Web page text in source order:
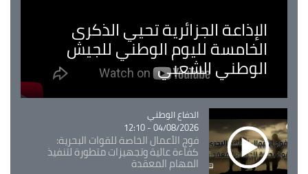
الإذاعة الجزائرية تحيي الذكرى
الخامسة لليوم الوطني للجيش
الوطني الشعبي
Catégorie
الدفاع الوطني
04/08/2026 - 12:10
فوج الأعمال الخاصة للقوات البحرية:
كفاءة عالية وتجهيزات متطورة لتنفيذ
المهام المعقدة